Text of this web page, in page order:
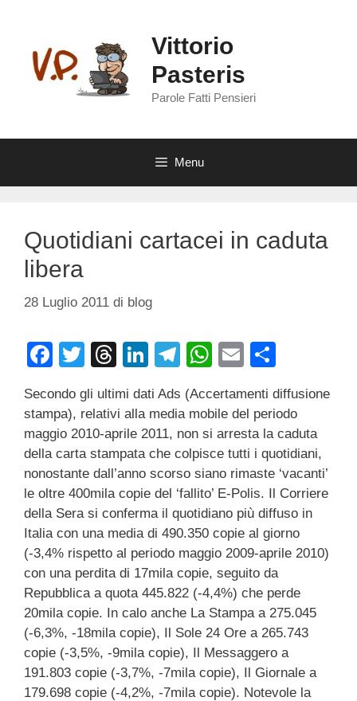
contenuto
Vittorio
Pasteris
Parole Fatti Pensieri
Menu
Quotidiani cartacei in caduta
libera
28 Luglio 2011 di blog
F
c
e
b
o
o
k
T
tt
er
T
e
a
d
s
Li
k
e
dI
n
T
e
gr
a
m
W
at
s
A
p
p
E
ail n
di
vi
di
Secondo gli ultimi dati Ads (Accertamenti diffusione
stampa), relativi alla media mobile del periodo
maggio 2010-aprile 2011, non si arresta la caduta
della carta stampata che colpisce tutti i quotidiani,
nonostante dall’anno scorso siano rimaste ‘vacanti’
le oltre 400mila copie del ‘fallito’ E-Polis. Il Corriere
della Sera si conferma il quotidiano più diffuso in
Italia con una media di 490.350 copie al giorno
(-3,4% rispetto al periodo maggio 2009-aprile 2010)
con una perdita di 17mila copie, seguito da
Repubblica a quota 445.822 (-4,4%) che perde
20mila copie. In calo anche La Stampa a 275.045
(-6,3%, -18mila copie), Il Sole 24 Ore a 265.743
copie (-3,5%, -9mila copie), Il Messaggero a
191.803 copie (-3,7%, -7mila copie), Il Giornale a
179.698 copie (-4,2%, -7mila copie). Notevole la